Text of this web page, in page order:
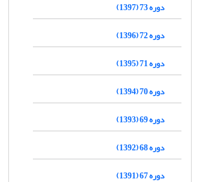
دوره 73 (1397)
دوره 72 (1396)
دوره 71 (1395)
دوره 70 (1394)
دوره 69 (1393)
دوره 68 (1392)
دوره 67 (1391)